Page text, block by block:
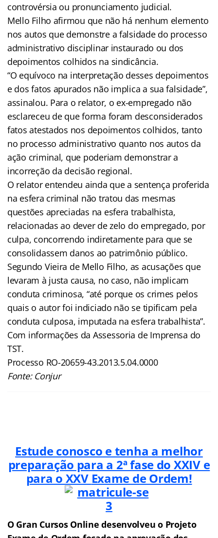
controvérsia ou pronunciamento judicial.
Mello Filho afirmou que não há nenhum elemento
nos autos que demonstre a falsidade do processo
administrativo disciplinar instaurado ou dos
depoimentos colhidos na sindicância.
“O equívoco na interpretação desses depoimentos
e dos fatos apurados não implica a sua falsidade”,
assinalou. Para o relator, o ex-empregado não
esclareceu de que forma foram desconsiderados
fatos atestados nos depoimentos colhidos, tanto
no processo administrativo quanto nos autos da
ação criminal, que poderiam demonstrar a
incorreção da decisão regional.
O relator entendeu ainda que a sentença proferida
na esfera criminal não tratou das mesmas
questões apreciadas na esfera trabalhista,
relacionadas ao dever de zelo do empregado, por
culpa, concorrendo indiretamente para que se
consolidassem danos ao patrimônio público.
Segundo Vieira de Mello Filho, as acusações que
levaram à justa causa, no caso, não implicam
conduta criminosa, “até porque os crimes pelos
quais o autor foi indiciado não se tipificam pela
conduta culposa, imputada na esfera trabalhista”.
Com informações da Assessoria de Imprensa do
TST.
Processo RO-20659-43.2013.5.04.0000
Fonte: Conjur
Estude conosco e tenha a melhor
preparação para a 2ª fase do XXIV e
para o XXV Exame de Ordem!
O Gran Cursos Online desenvolveu o Projeto